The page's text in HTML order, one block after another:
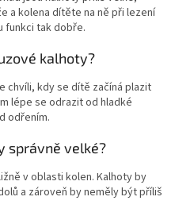
a kolena dítěte na ně při lezení
funkci tak dobře.
kalhoty?
chvíli, kdy se dítě začíná plazit
lépe se odrazit od hladké
odřením.
správně velké?
v oblasti kolen. Kalhoty by
a zároveň by neměly být příliš